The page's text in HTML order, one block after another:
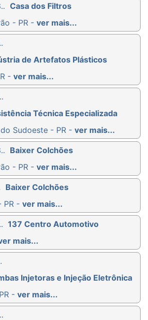
Casa dos Filtros
- PR - ver mais...
de Artefatos Plásticos
- ver mais...
Técnica Especializada
Sudoeste - PR - ver mais...
Baixer Colchões
- PR - ver mais...
Baixer Colchões
PR - ver mais...
137 Centro Automotivo
mais...
Injetoras e Injeção Eletrônica
- ver mais...